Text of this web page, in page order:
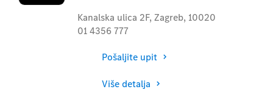
Kanalska ulica 2F, Zagreb, 10020
01 4356 777
Pošaljite upit
Više detalja